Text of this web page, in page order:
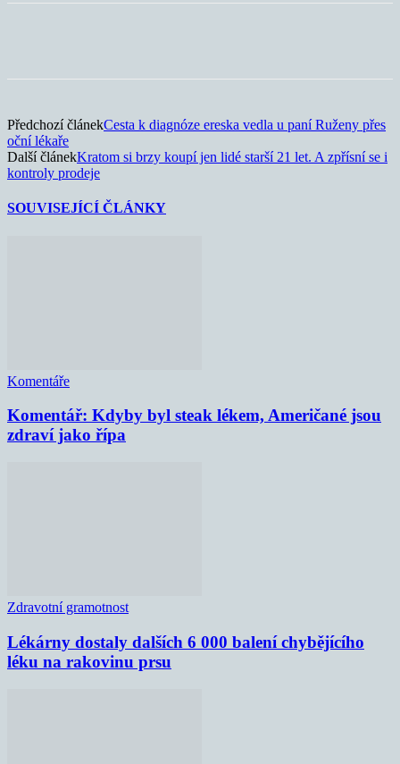
Předchozí článekCesta k diagnóze ereska vedla u paní Ruženy přes
oční lékaře
Další článekKratom si brzy koupí jen lidé starší 21 let. A zpřísní se i
kontroly prodeje
SOUVISEJÍCÍ ČLÁNKY
Komentáře
Komentář: Kdyby byl steak lékem, Američané jsou
zdraví jako řípa
Zdravotní gramotnost
Lékárny dostaly dalších 6 000 balení chybějícího
léku na rakovinu prsu